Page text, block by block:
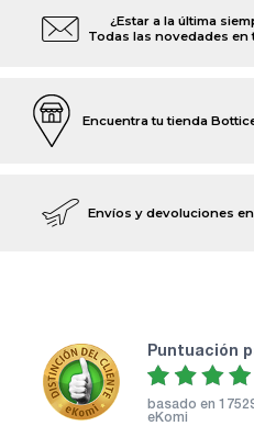
¿Estar a la última
Todas las novedades en
Encuentra tu tienda
Envíos y devoluciones
puntuación
basado en
eKomi